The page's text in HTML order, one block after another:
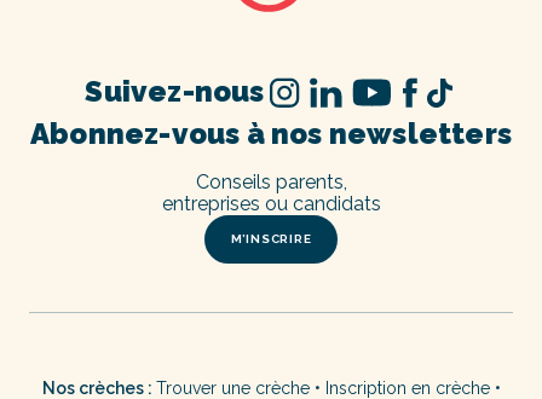
Abonnez-vous à nos newsletters
M’INSCRIRE
Conseils parents,
entreprises ou candidats
Suivez-nous
Nos crèches : Trouver une crèche• Inscription en crèche•